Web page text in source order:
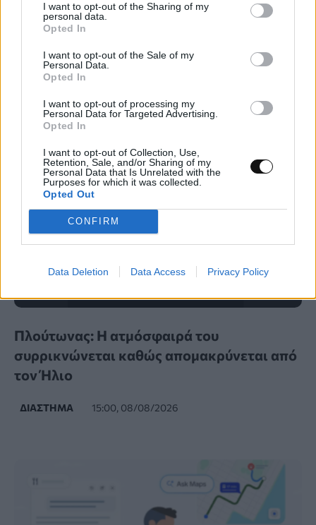
I want to opt-out of the Sharing of my
personal data.
Opted In
I want to opt-out of the Sale of my
Personal Data.
Opted In
I want to opt-out of processing my
Personal Data for Targeted Advertising.
Opted In
I want to opt-out of Collection, Use,
Retention, Sale, and/or Sharing of my
Personal Data that Is Unrelated with the
Purposes for which it was collected.
Opted Out
CONFIRM
Data Deletion Data Access Privacy Policy
ασφαλείας της βιολογίας του Claude Fable
5 για τη μείωση των ψευδών θετικών
αποτελεσμάτων
ΤΕΧΝΟΛΟΓΊΑ
Πλούτωνας: Η ατμόσφαιρά του
συρρικνώνεται καθώς απομακρύνεται από
τον Ήλιο
ΔΙΆΣΤΗΜΑ 15:00, 08/08/2026